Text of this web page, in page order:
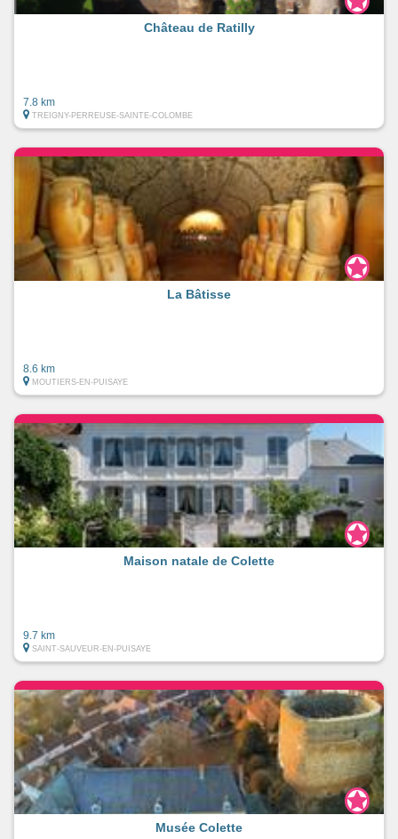
Château de Ratilly
7.8 km
TREIGNY-PERREUSE-SAINTE-COLOMBE
La Bâtisse
8.6 km
MOUTIERS-EN-PUISAYE
Maison natale de Colette
9.7 km
SAINT-SAUVEUR-EN-PUISAYE
Musée Colette